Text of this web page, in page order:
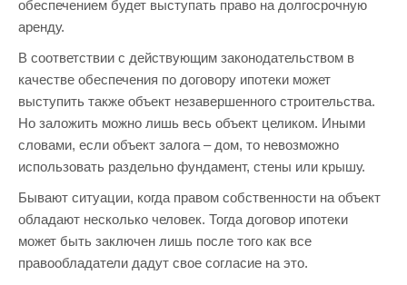
обеспечением будет выступать право на долгосрочную
аренду.
В соответствии с действующим законодательством в
качестве обеспечения по договору ипотеки может
выступить также объект незавершенного строительства.
Но заложить можно лишь весь объект целиком. Иными
словами, если объект залога – дом, то невозможно
использовать раздельно фундамент, стены или крышу.
Бывают ситуации, когда правом собственности на объект
обладают несколько человек. Тогда договор ипотеки
может быть заключен лишь после того как все
правообладатели дадут свое согласие на это.